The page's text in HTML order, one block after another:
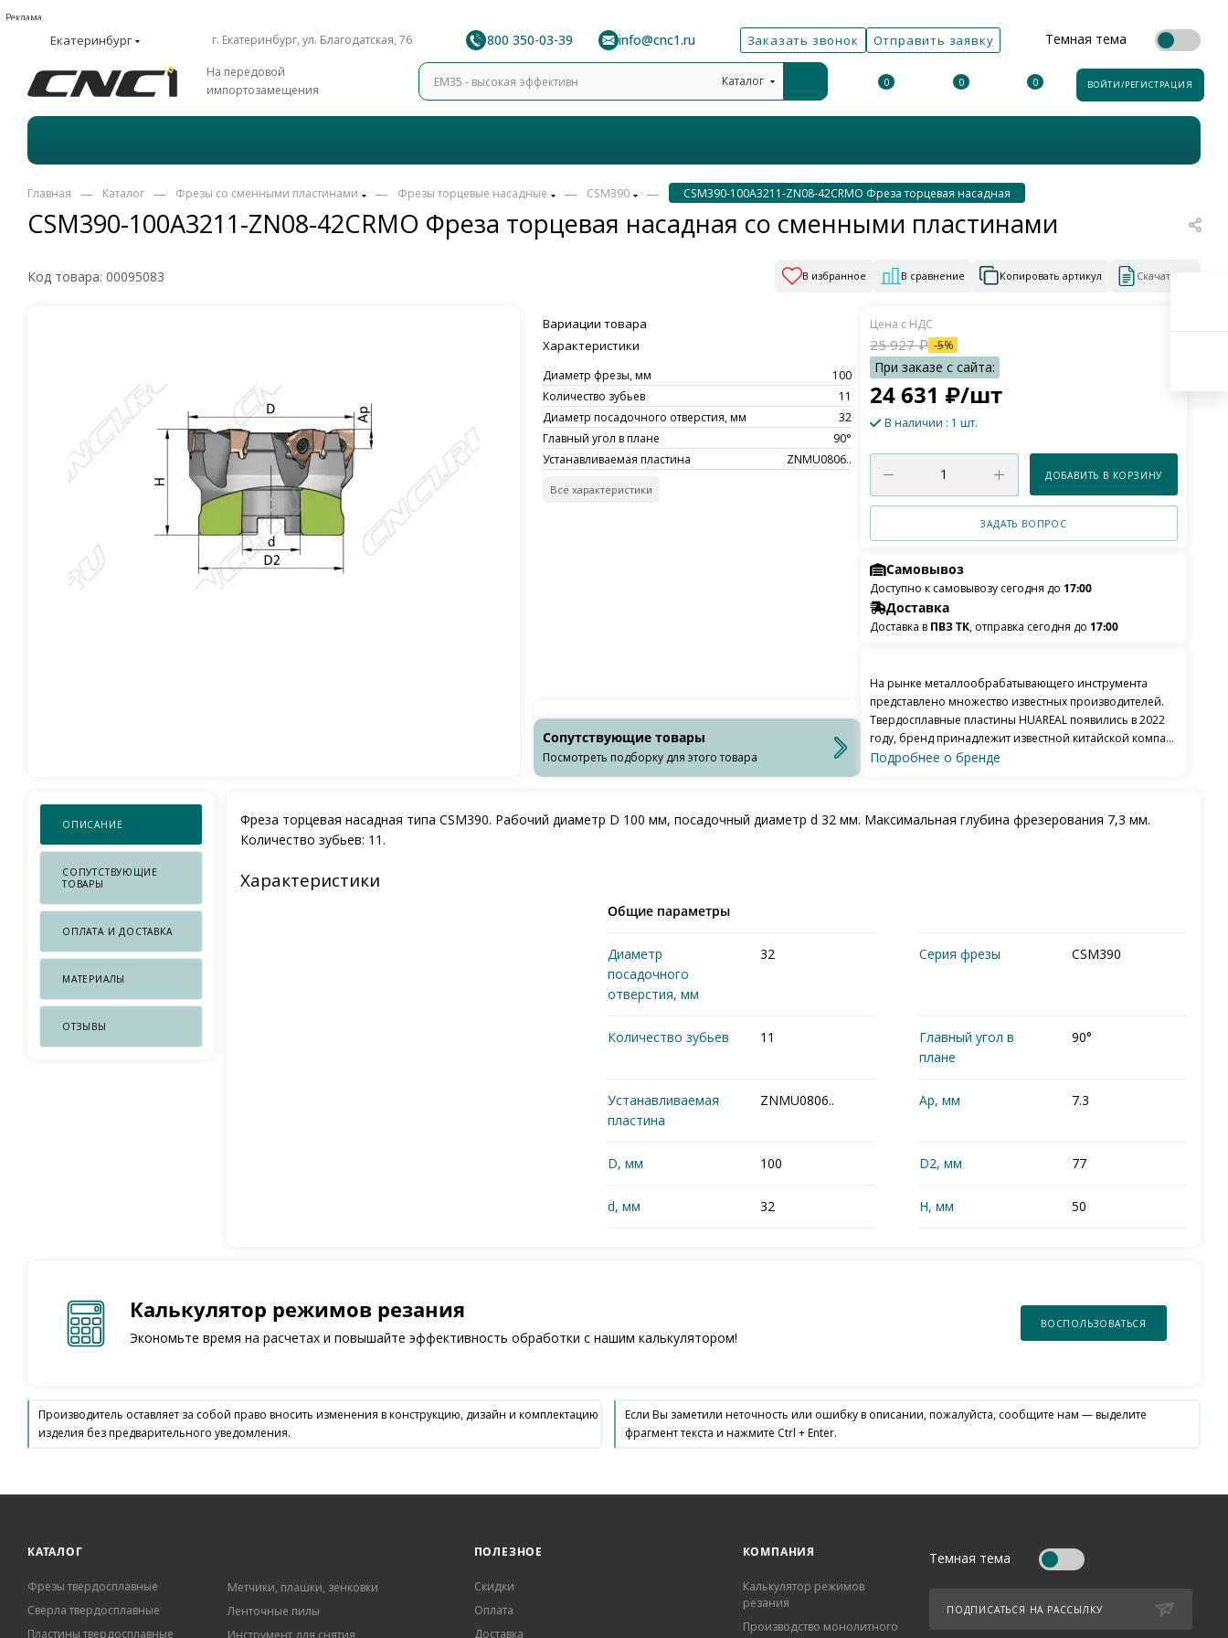
Реклама
Екатеринбург г. Екатеринбург, ул. Благодатская, 76 8 800 350-03-39 info@cnc1.ru Заказать звонок Отправить заявку Темная тема
На передовой
импортозамещения
Каталог 0 0 0 ВОЙТИ/РЕГИСТРАЦИЯ
CSM390-100A3211-ZN08-42CRMO Фреза торцевая насадная со сменными пластинами
Главная — Каталог — Фрезы со сменными пластинами — Фрезы торцевые насадные — CSM390 — CSM390-100A3211-ZN08-42CRMO Фреза торцевая насадная
Код товара: 00095083 В избранное В сравнение Копировать артикул Скачать КП
Вариации товара
Характеристики
Диаметр фрезы, мм
100
Количество зубьев
11
Диаметр посадочного отверстия, мм
32
Главный угол в плане
90°
Устанавливаемая пластина
ZNMU0806..
Все характеристики
Сопутствующие товары
Посмотреть подборку для этого товара
24 631 ₽/шт
25 927₽ -5%
В наличии : 1 шт.
ДОБАВИТЬ В КОРЗИНУ
ЗАДАТЬ ВОПРОС
Самовывоз
Доступно к самовывозу сегодня до 17:00
Доставка
Доставка в ПВЗ ТК, отправка сегодня до 17:00
На рынке металлообрабатывающего инструмента
представлено множество известных производителей.
Твердосплавные пластины HUAREAL появились в 2022
году, бренд принадлежит известной китайской компа...
Подробнее о бренде
ОПИСАНИЕ
СОПУТСТВУЮЩИЕ
ТОВАРЫ
ОПЛАТА И ДОСТАВКА
МАТЕРИАЛЫ
ОТЗЫВЫ
Фреза торцевая насадная типа CSM390. Рабочий диаметр D 100 мм, посадочный диаметр d 32 мм. Максимальная глубина фрезерования 7,3 мм.
Количество зубьев: 11.
Характеристики
Общие параметры
Диаметр
посадочного
отверстия, мм
32 Серия фрезы CSM390
Количество зубьев 11
Главный угол в
плане
90°
Устанавливаемая
пластина
ZNMU0806.. Ap, мм 7.3
D, мм 100 D2, мм 77
d, мм 32 H, мм 50
Калькулятор режимов резания
Экономьте время на расчетах и повышайте эффективность обработки с нашим калькулятором!
ВОСПОЛЬЗОВАТЬСЯ
Производитель оставляет за собой право вносить изменения в конструкцию, дизайн и комплектацию
изделия без предварительного уведомления.
Если Вы заметили неточность или ошибку в описании, пожалуйста, сообщите нам — выделите
фрагмент текста и нажмите Ctrl + Enter.
КАТАЛОГ
Фрезы твердосплавные
Сверла твердосплавные
Пластины твердосплавные
Метчики, плашки, зенковки
Ленточные пилы
Инструмент для снятия
ПОЛЕЗНОЕ
Скидки
Оплата
Доставка
КОМПАНИЯ
Калькулятор режимов
резания
Производство монолитного
Темная тема
ПОДПИСАТЬСЯ НА РАССЫЛКУ